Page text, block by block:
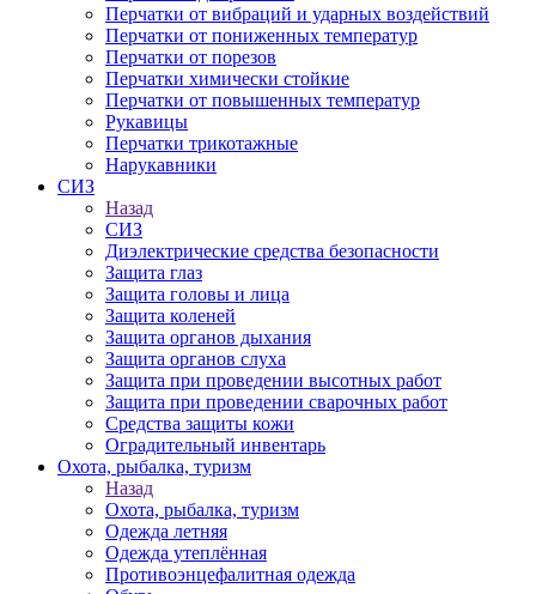
Перчатки от вибраций и ударных воздействий
Перчатки от пониженных температур
Перчатки от порезов
Перчатки химически стойкие
Перчатки от повышенных температур
Рукавицы
Перчатки трикотажные
Нарукавники
СИЗ
Назад
СИЗ
Диэлектрические средства безопасности
Защита глаз
Защита головы и лица
Защита коленей
Защита органов дыхания
Защита органов слуха
Защита при проведении высотных работ
Защита при проведении сварочных работ
Средства защиты кожи
Оградительный инвентарь
Охота, рыбалка, туризм
Назад
Охота, рыбалка, туризм
Одежда летняя
Одежда утеплённая
Противоэнцефалитная одежда